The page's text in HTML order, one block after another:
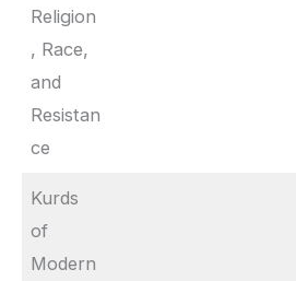
Religion
, Race,
and
Resistan
ce
Kurds
of
Modern